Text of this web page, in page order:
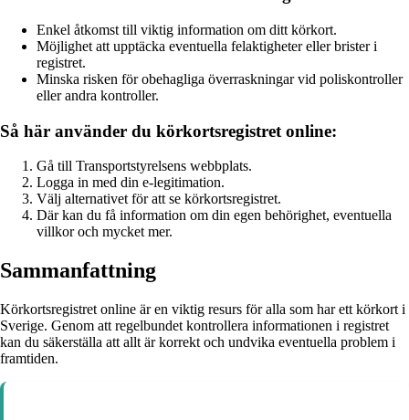
Enkel åtkomst till viktig information om ditt körkort.
Möjlighet att upptäcka eventuella felaktigheter eller brister i
registret.
Minska risken för obehagliga överraskningar vid poliskontroller
eller andra kontroller.
Så här använder du körkortsregistret online:
Gå till Transportstyrelsens webbplats.
Logga in med din e-legitimation.
Välj alternativet för att se körkortsregistret.
Där kan du få information om din egen behörighet, eventuella
villkor och mycket mer.
Sammanfattning
Körkortsregistret online är en viktig resurs för alla som har ett körkort i
Sverige. Genom att regelbundet kontrollera informationen i registret
kan du säkerställa att allt är korrekt och undvika eventuella problem i
framtiden.